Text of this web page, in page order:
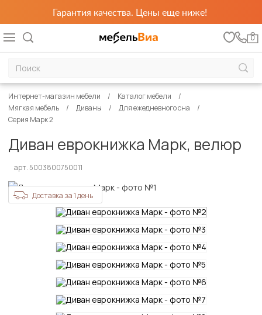
Гарантия качества. Цены еще ниже!
0
Интернет-магазин мебели
Каталог мебели
Мягкая мебель
Диваны
Для ежедневного сна
Серия Марк 2
Диван еврокнижка Марк, велюр
арт. 5003800750011
Доставка за 1 день